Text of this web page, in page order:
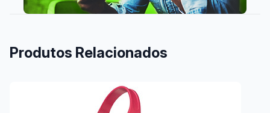
Produtos Relacionados